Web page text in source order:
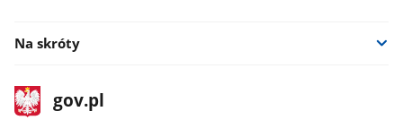
Na skróty
stopka
gov.plStrona
gov.pl